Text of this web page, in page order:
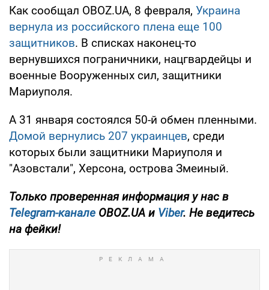
Как сообщал OBOZ.UA, 8 февраля, Украина
вернула из российского плена еще 100
защитников. В списках наконец-то
вернувшихся пограничники, нацгвардейцы и
военные Вооруженных сил, защитники
Мариуполя.
А 31 января состоялся 50-й обмен пленными.
Домой вернулись 207 украинцев, среди
которых были защитники Мариуполя и
"Азовстали", Херсона, острова Змеиный.
Только проверенная информация у нас в
Telegram-канале OBOZ.UA и Viber. Не ведитесь
на фейки!